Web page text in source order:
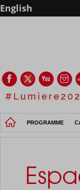
English
PROGRAMME